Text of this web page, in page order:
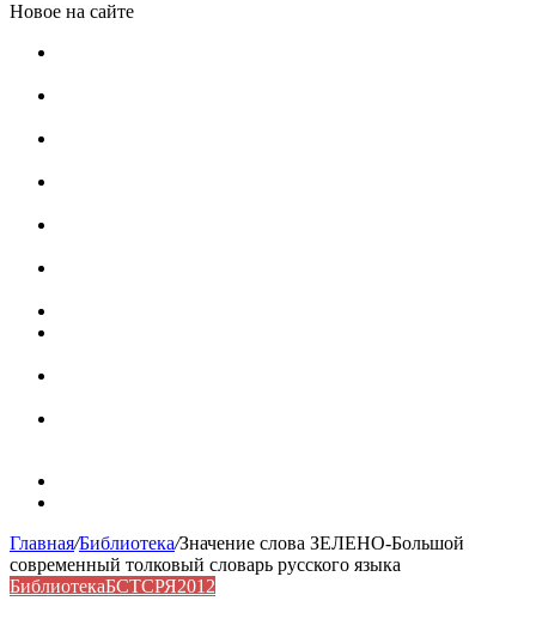
Новое на сайте
Главная/Библиотека/Значение слова ЗЕЛЕНО-Большой
современный толковый словарь русского языка
БиблиотекаБСТСРЯ2012